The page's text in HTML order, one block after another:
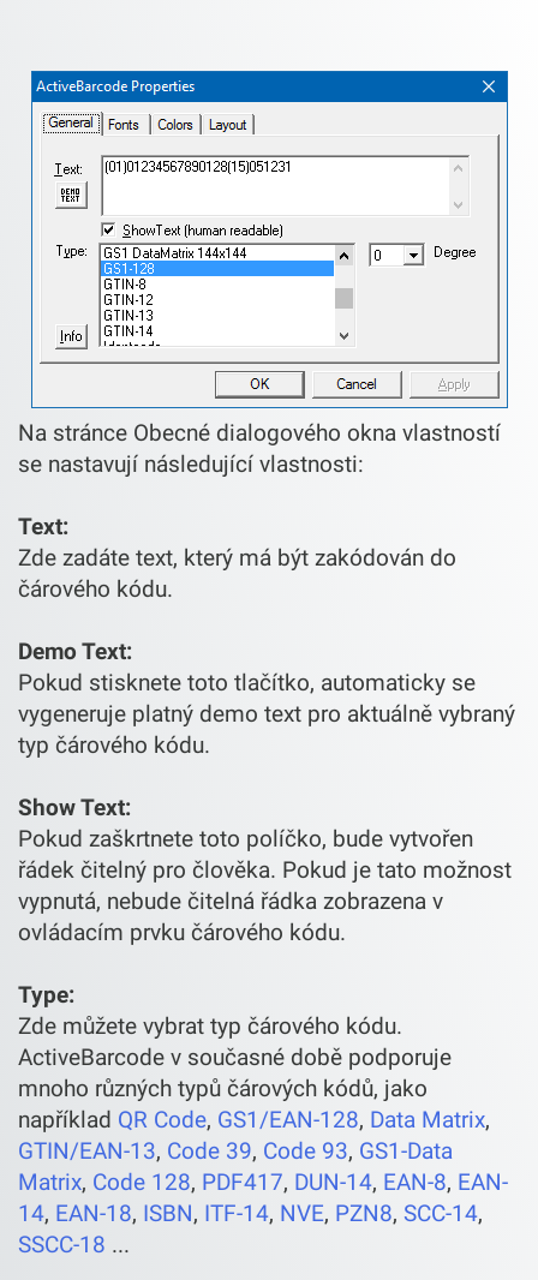
Na stránce Obecné dialogového okna vlastností
se nastavují následující vlastnosti:
Text:
Zde zadáte text, který má být zakódován do
čárového kódu.
Demo Text:
Pokud stisknete toto tlačítko, automaticky se
vygeneruje platný demo text pro aktuálně vybraný
typ čárového kódu.
Show Text:
Pokud zaškrtnete toto políčko, bude vytvořen
řádek čitelný pro člověka. Pokud je tato možnost
vypnutá, nebude čitelná řádka zobrazena v
ovládacím prvku čárového kódu.
Type:
Zde můžete vybrat typ čárového kódu.
ActiveBarcode v současné době podporuje
mnoho různých typů čárových kódů, jako
například QR Code, GS1/EAN-128, Data Matrix,
GTIN/EAN-13, Code 39, Code 93, GS1-Data
Matrix, Code 128, PDF417, DUN-14, EAN-8, EAN-
14, EAN-18, ISBN, ITF-14, NVE, PZN8, SCC-14,
SSCC-18 ...